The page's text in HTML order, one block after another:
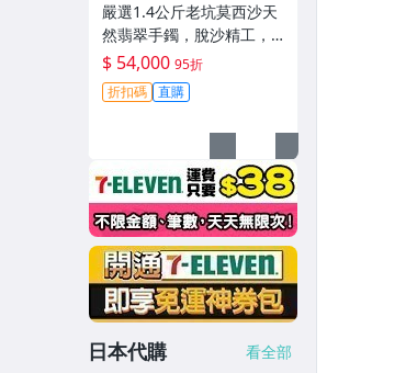
嚴選1.4公斤老坑莫西沙天
然翡翠手鐲，脫沙精工，
冰凍Feel足，熒光璀璨，
保真收藏級#翡翠 #天然翡
翠 #A貨翡翠玉石
$ 54,000 95折
折扣碼 直購
日本代購 看全部